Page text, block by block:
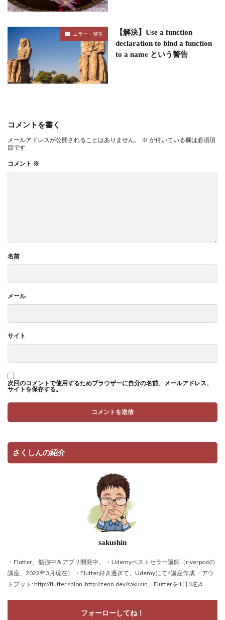
エラー・警告
【解決】Use a function
declaration to bind a function
to a name という警告
コメントを書く
メールアドレスが公開されることはありません。 ※ が付いている欄は必須項
目です
コメント ※
名前
メール
サイト
次回のコメントで使用するためブラウザーに自分の名前、メールアドレス、
サイトを保存する。
さくしんの紹介
sakushin
・Flutter、勉強中＆アプリ開発中。 ・Udemyベストセラー講師（riverpodの
講座、2022年3月現在） ・Flutter好き過ぎて、Udemyにて4講座作成 ・アウ
トプット: http://flutter.salon, http://zenn.dev/sakusin、Flutterを1日1呟き
フォーローしてね！